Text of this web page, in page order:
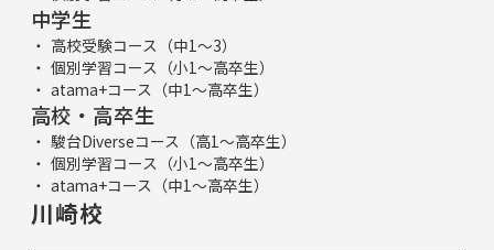
中学生
高校受験コース（中1～3）
個別学習コース（小1～高卒生）
atama+コース（中1～高卒生）
高校・高卒生
駿台Diverseコース（高1～高卒生）
個別学習コース（小1～高卒生）
atama+コース（中1～高卒生）
川崎校